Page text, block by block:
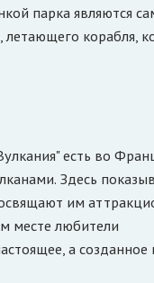
парка являются
летающего корабля,
есть во
Здесь
им
месте любители
а созданное